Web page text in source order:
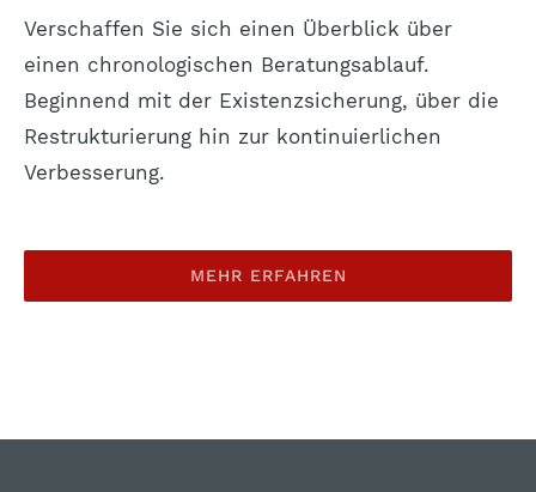
Verschaffen Sie sich einen Überblick über
einen chronologischen Beratungsablauf.
Beginnend mit der Existenzsicherung, über die
Restrukturierung hin zur kontinuierlichen
Verbesserung.
MEHR ERFAHREN